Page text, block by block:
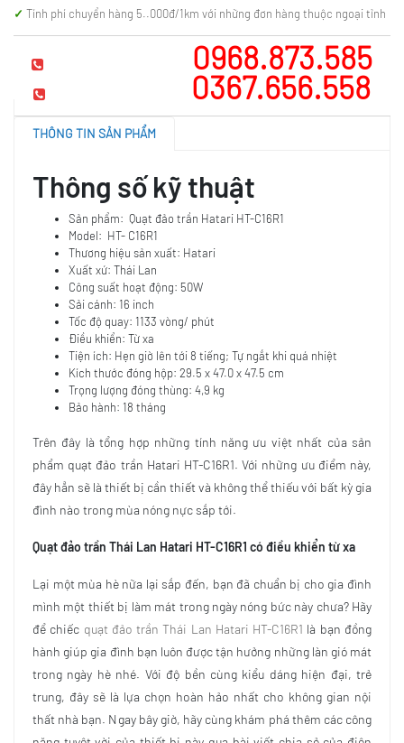
Tính phí chuyển hàng 5..000đ/1km với những đơn hàng thuộc ngoại tỉnh
0968.873.585
0367.656.558
THÔNG TIN SẢN PHẨM
Thông số kỹ thuật
Sản phẩm: Quạt đảo trần Hatari HT-C16R1
Model: HT- C16R1
Thương hiệu sản xuất: Hatari
Xuất xứ: Thái Lan
Công suất hoạt động: 50W
Sải cánh: 16 inch
Tốc độ quay: 1133 vòng/ phút
Điều khiển: Từ xa
Tiện ích: Hẹn giờ lên tới 8 tiếng; Tự ngắt khi quá nhiệt
Kích thước đóng hộp: 29.5 x 47.0 x 47.5 cm
Trọng lượng đóng thùng: 4,9 kg
Bảo hành: 18 tháng
Trên đây là tổng hợp những tính năng ưu việt nhất của sản
phẩm quạt đảo trần Hatari HT-C16R1. Với những ưu điểm này,
đây hẳn sẽ là thiết bị cần thiết và không thể thiếu với bất kỳ gia
đình nào trong mùa nóng nực sắp tới.
Quạt đảo trần Thái Lan Hatari HT-C16R1 có điều khiển từ xa
Lại một mùa hè nữa lại sắp đến, bạn đã chuẩn bị cho gia đình
mình một thiết bị làm mát trong ngày nóng bức này chưa? Hãy
để chiếc quạt đảo trần Thái Lan Hatari HT-C16R1 là bạn đồng
hành giúp gia đình bạn luôn được tận hưởng những làn gió mát
trong ngày hè nhé. Với độ bền cùng kiểu dáng hiện đại, trẻ
trung, đây sẽ là lựa chọn hoàn hảo nhất cho không gian nội
thất nhà bạn. Ngay bây giờ, hãy cùng khám phá thêm các công